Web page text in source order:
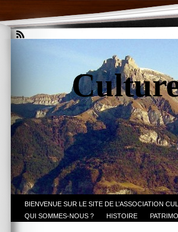
BIENVENUE SUR LE SITE DE L’ASSOCIATION
QUI SOMMES-NOUS ?
HISTOIRE